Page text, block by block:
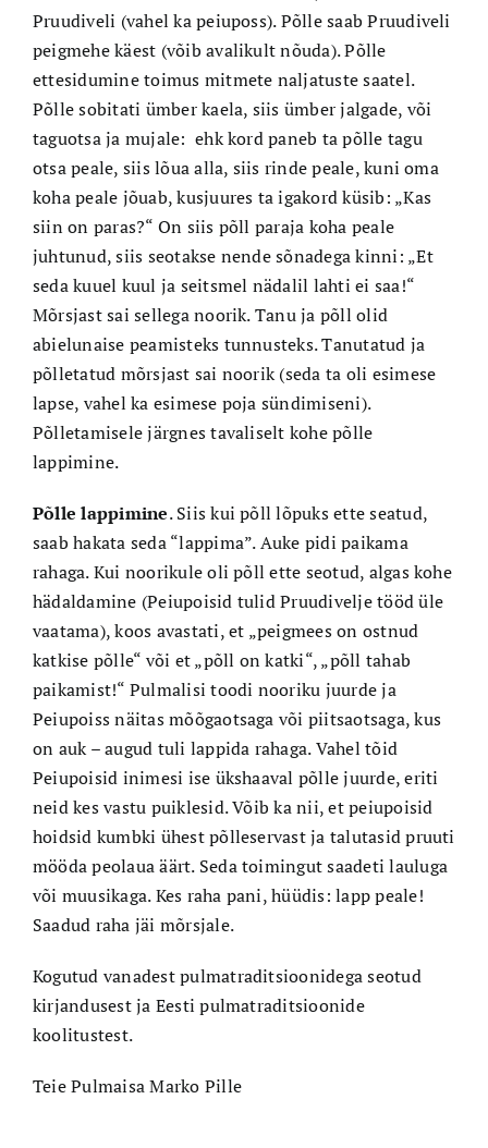
Pruudiveli (vahel ka peiuposs). Põlle saab Pruudiveli
peigmehe käest (võib avalikult nõuda). Põlle
ettesidumine toimus mitmete naljatuste saatel.
Põlle sobitati ümber kaela, siis ümber jalgade, või
taguotsa ja mujale: ehk kord paneb ta põlle tagu
otsa peale, siis lõua alla, siis rinde peale, kuni oma
koha peale jõuab, kusjuures ta igakord küsib: „Kas
siin on paras?“ On siis põll paraja koha peale
juhtunud, siis seotakse nende sõnadega kinni: „Et
seda kuuel kuul ja seitsmel nädalil lahti ei saa!“
Mõrsjast sai sellega noorik. Tanu ja põll olid
abielunaise peamisteks tunnusteks. Tanutatud ja
põlletatud mõrsjast sai noorik (seda ta oli esimese
lapse, vahel ka esimese poja sündimiseni).
Põlletamisele järgnes tavaliselt kohe põlle
lappimine.
Põlle lappimine. Siis kui põll lõpuks ette seatud,
saab hakata seda “lappima”. Auke pidi paikama
rahaga. Kui noorikule oli põll ette seotud, algas kohe
hädaldamine (Peiupoisid tulid Pruudivelje tööd üle
vaatama), koos avastati, et „peigmees on ostnud
katkise põlle“ või et „põll on katki“, „põll tahab
paikamist!“ Pulmalisi toodi nooriku juurde ja
Peiupoiss näitas mõõgaotsaga või piitsaotsaga, kus
on auk – augud tuli lappida rahaga. Vahel tõid
Peiupoisid inimesi ise ükshaaval põlle juurde, eriti
neid kes vastu puiklesid. Võib ka nii, et peiupoisid
hoidsid kumbki ühest põlleservast ja talutasid pruuti
mööda peolaua äärt. Seda toimingut saadeti lauluga
või muusikaga. Kes raha pani, hüüdis: lapp peale!
Saadud raha jäi mõrsjale.
Kogutud vanadest pulmatraditsioonidega seotud
kirjandusest ja Eesti pulmatraditsioonide
koolitustest.
Teie Pulmaisa Marko Pille